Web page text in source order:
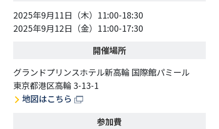
2025年9月11日（木）11:00-18:30
2025年9月12日（金）11:00-17:30
開催場所
グランドプリンスホテル新高輪 国際館パミール
東京都港区高輪 3-13-1
地図はこちら
参加費